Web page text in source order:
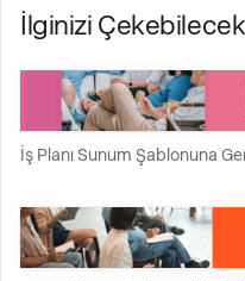
İlginizi
İş Planı Sunum Şablonuna